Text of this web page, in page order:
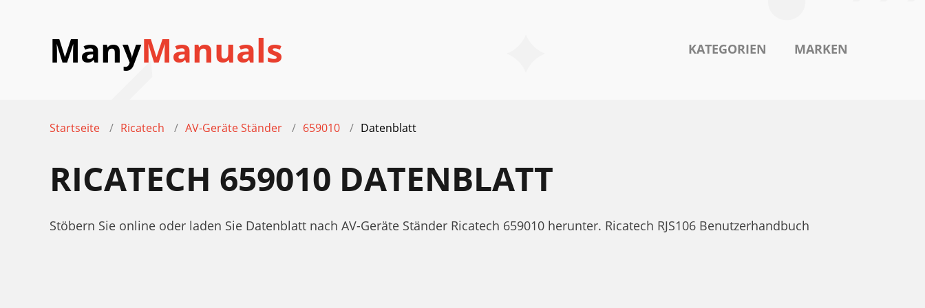
ManyManuals KATEGORIEN MARKEN
Startseite Ricatech AV-Geräte Ständer 659010 Datenblatt
RICATECH 659010 DATENBLATT
Stöbern Sie online oder laden Sie Datenblatt nach AV-Geräte Ständer Ricatech 659010 herunter. Ricatech RJS106 Benutzerhandbuch